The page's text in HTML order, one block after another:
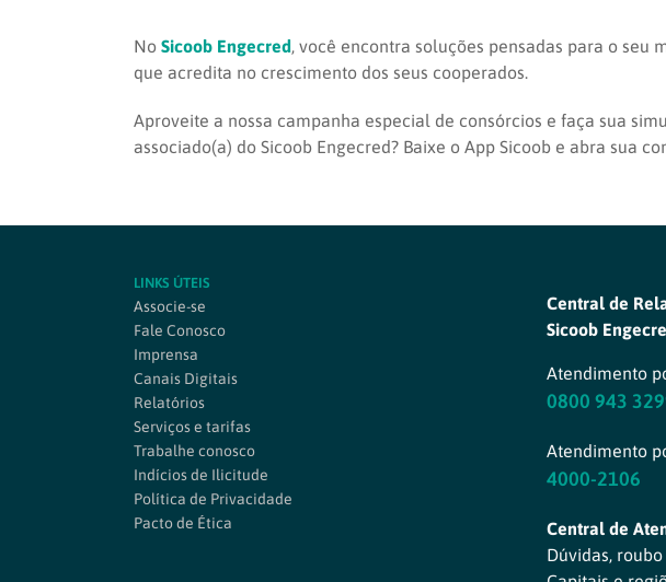
No Sicoob Engecred, você encontra soluções pensadas para o seu
que acredita no crescimento dos seus cooperados.
Aproveite a nossa campanha especial de consórcios e faça sua
associado(a) do Sicoob Engecred? Baixe o App Sicoob e abra sua
LINKS ÚTEIS
Associe-se
Fale Conosco
Imprensa
Canais Digitais
Relatórios
Serviços e tarifas
Trabalhe conosco
Indícios de Ilicitude
Política de Privacidade
Pacto de Ética
Central de
Sicoob
Atendimento
0800 943
Atendimento
4000-2106
Central de
Dúvidas,